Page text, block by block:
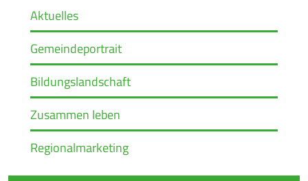
Aktuelles
Gemeindeportrait
Bildungslandschaft
Zusammen leben
Regionalmarketing